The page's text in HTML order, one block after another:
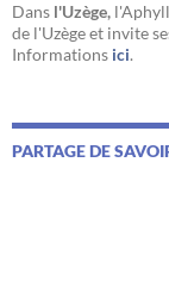
Dans l'Uzège,
de l'Uzège et invite
Informations ici.
PARTAGE DE